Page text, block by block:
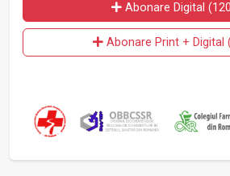
Abonare Digital
Abonare Print + Digital